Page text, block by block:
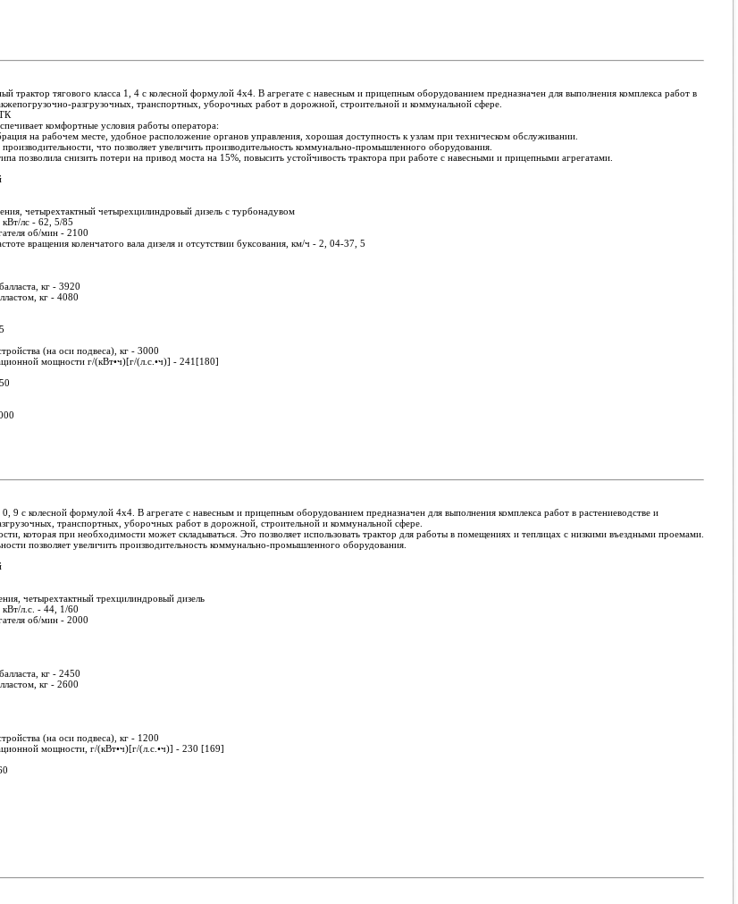
тягового класса 1, 4 с колесной формулой 4х4. В агрегате с навесным и прицепным оборудованием предназначен для выполнения комплекса работ в
разгрузочных, транспортных, уборочных работ в дорожной, строительной и коммунальной сфере.
комфортные условия работы оператора:
на рабочем месте, удобное расположение органов управления, хорошая доступность к узлам при техническом обслуживании.
что позволяет увеличить производительность коммунально-промышленного оборудования.
позволила снизить потери на привод моста на 15%, повысить устойчивость трактора при работе с навесными и прицепными агрегатами.
четырехтактный четырехцилиндровый дизель с турбонадувом
кВт/лс - 62, 5/85
об/мин - 2100
вращения коленчатого вала дизеля и отсутствии буксования, км/ч - 2, 04-37, 5
кг - 3920
кг - 4080
(на оси подвеса), кг - 3000
мощности г/(кВт•ч)[г/(л.с.•ч)] - 241[180]
0, 9 с колесной формулой 4х4. В агрегате с навесным и прицепным оборудованием предназначен для выполнения комплекса работ в растениеводстве и
транспортных, уборочных работ в дорожной, строительной и коммунальной сфере.
которая при необходимости может складываться. Это позволяет использовать трактор для работы в помещениях и теплицах с низкими въездными проемами.
позволяет увеличить производительность коммунально-промышленного оборудования.
четырехтактный трехцилиндровый дизель
кВт/л.с. - 44, 1/60
об/мин - 2000
кг - 2450
кг - 2600
(на оси подвеса), кг - 1200
мощности, г/(кВт•ч)[г/(л.с.•ч)] - 230 [169]